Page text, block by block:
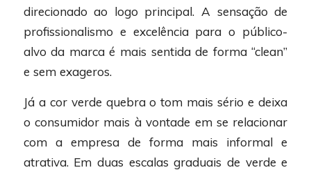
direcionado ao logo principal. A sensação de
profissionalismo e excelência para o público-
alvo da marca é mais sentida de forma “clean”
e sem exageros.
Já a cor verde quebra o tom mais sério e deixa
o consumidor mais à vontade em se relacionar
com a empresa de forma mais informal e
atrativa. Em duas escalas graduais de verde e